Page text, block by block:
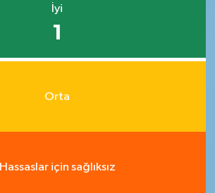
İyi
1
Orta
Hassaslar için sağlıksız